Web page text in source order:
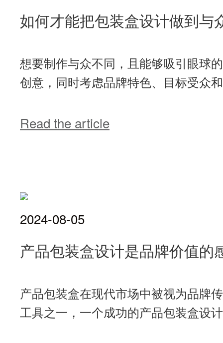
如何才能把包装盒设计做到与
想要制作与众不同，且能够吸引眼球
创意，同时考虑品牌特色、目标受众
Read the article
2024-08-05
产品包装盒设计是品牌价值的
产品包装盒在现代市场中被视为品牌
工具之一，一个成功的产品包装盒设